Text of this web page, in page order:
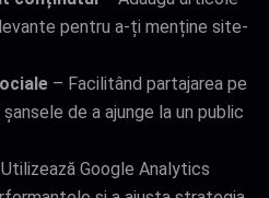
pentru a-ți menține site-
– Facilitând partajarea pe
de a ajunge la un public
Google Analytics